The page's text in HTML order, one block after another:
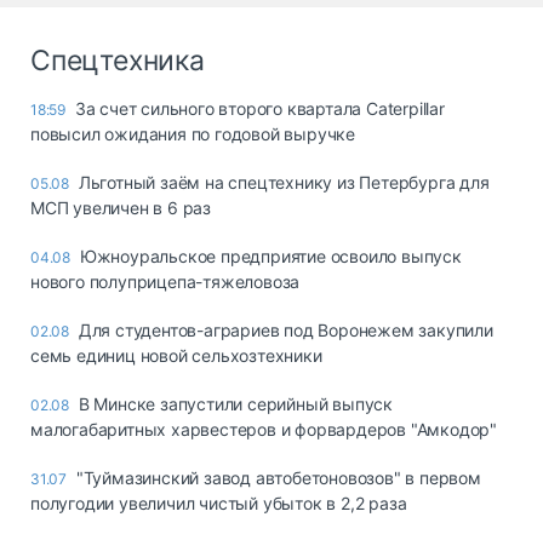
Спецтехника
18:59 За счет сильного второго квартала Caterpillar
повысил ожидания по годовой выручке
05.08 Льготный заём на спецтехнику из Петербурга для
МСП увеличен в 6 раз
04.08 Южноуральское предприятие освоило выпуск
нового полуприцепа-тяжеловоза
02.08 Для студентов-аграриев под Воронежем закупили
семь единиц новой сельхозтехники
02.08 В Минске запустили серийный выпуск
малогабаритных харвестеров и форвардеров "Амкодор"
31.07
"Туймазинский завод автобетоновозов" в первом
полугодии увеличил чистый убыток в 2,2 раза